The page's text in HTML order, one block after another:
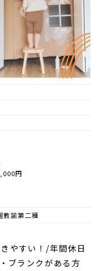
円
諭第二種
やすい！/年間休日
ブランクがある方